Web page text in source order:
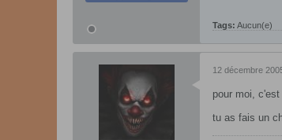
Tags: Aucun(e)
12 décembre
pour moi,
tu as fais un